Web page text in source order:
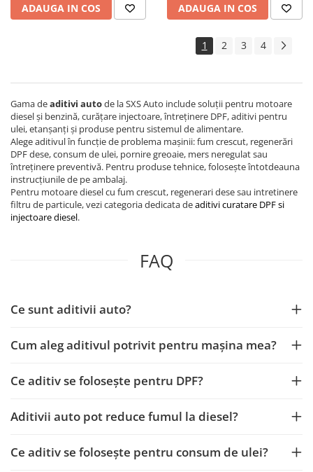
ADAUGA IN COS ADAUGA IN COS
1 2 3 4
Gama deaditivi autode la SXS Auto include soluții pentru motoare
diesel și benzină, curățare injectoare, întreținere DPF, aditivi pentru
ulei, etanșanți și produse pentru sistemul de alimentare.
Alege aditivul în funcție de problema mașinii: fum crescut, regenerări
DPF dese, consum de ulei, pornire greoaie, mers neregulat sau
întreținere preventivă. Pentru produse tehnice, folosește întotdeauna
instrucțiunile de pe ambalaj.
Pentru motoare diesel cu fum crescut, regenerari dese sau intretinere
filtru de particule, vezi categoria dedicata deaditivi curatare DPF si
injectoare diesel.
FAQ
Ce sunt aditivii auto?
Cum aleg aditivul potrivit pentru mașina mea?
Ce aditiv se folosește pentru DPF?
Aditivii auto pot reduce fumul la diesel?
Ce aditiv se folosește pentru consum de ulei?